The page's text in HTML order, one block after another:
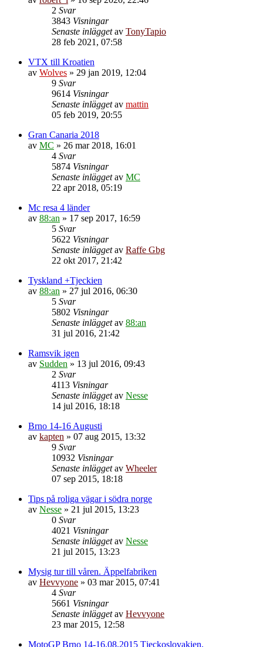
2 Svar
3843 Visningar
Senaste inläggetav TonyTapio
28 feb 2021, 07:58
VTX till Kroatien
av Wolves » 29 jan 2019, 12:04
9 Svar
9614 Visningar
Senaste inläggetav mattin
05 feb 2019, 20:55
Gran Canaria 2018
av MC » 26 mar 2018, 16:01
4 Svar
5874 Visningar
Senaste inläggetav MC
22 apr 2018, 05:19
Mc resa 4 länder
av 88:an » 17 sep 2017, 16:59
5 Svar
5622 Visningar
Senaste inläggetav Raffe Gbg
22 okt 2017, 21:42
Tyskland +Tjeckien
av 88:an » 27 jul 2016, 06:30
5 Svar
5802 Visningar
Senaste inläggetav 88:an
31 jul 2016, 21:42
Ramsvik igen
av Sudden » 13 jul 2016, 09:43
2 Svar
4113 Visningar
Senaste inläggetav Nesse
14 jul 2016, 18:18
Brno 14-16 Augusti
av kapten » 07 aug 2015, 13:32
9 Svar
10932 Visningar
Senaste inläggetav Wheeler
07 sep 2015, 18:18
Tips på roliga vägar i södra norge
av Nesse » 21 jul 2015, 13:23
0 Svar
4021 Visningar
Senaste inläggetav Nesse
21 jul 2015, 13:23
Mysig tur till våren. Äppelfabriken
av Hevvyone » 03 mar 2015, 07:41
4 Svar
5661 Visningar
Senaste inläggetav Hevvyone
23 mar 2015, 12:58
MotoGP Brno 14-16.08.2015 Tjeckoslovakien.